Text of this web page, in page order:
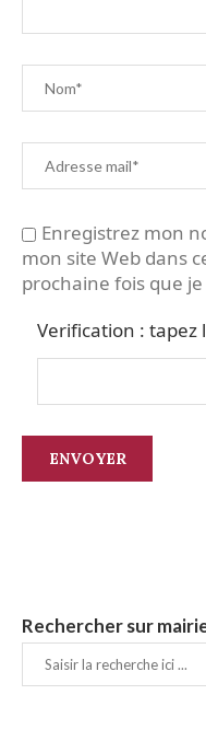
Enregistrez mon
mon site Web dans
prochaine fois que
Verification : tapez
Rechercher sur